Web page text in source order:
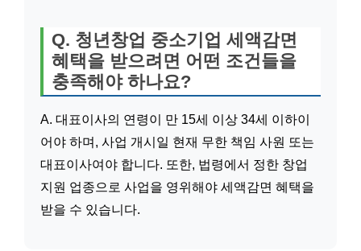
Q. 청년창업 중소기업 세액감면
혜택을 받으려면 어떤 조건들을
충족해야 하나요?
A. 대표이사의 연령이 만 15세 이상 34세 이하이
어야 하며, 사업 개시일 현재 무한 책임 사원 또는
대표이사여야 합니다. 또한, 법령에서 정한 창업
지원 업종으로 사업을 영위해야 세액감면 혜택을
받을 수 있습니다.